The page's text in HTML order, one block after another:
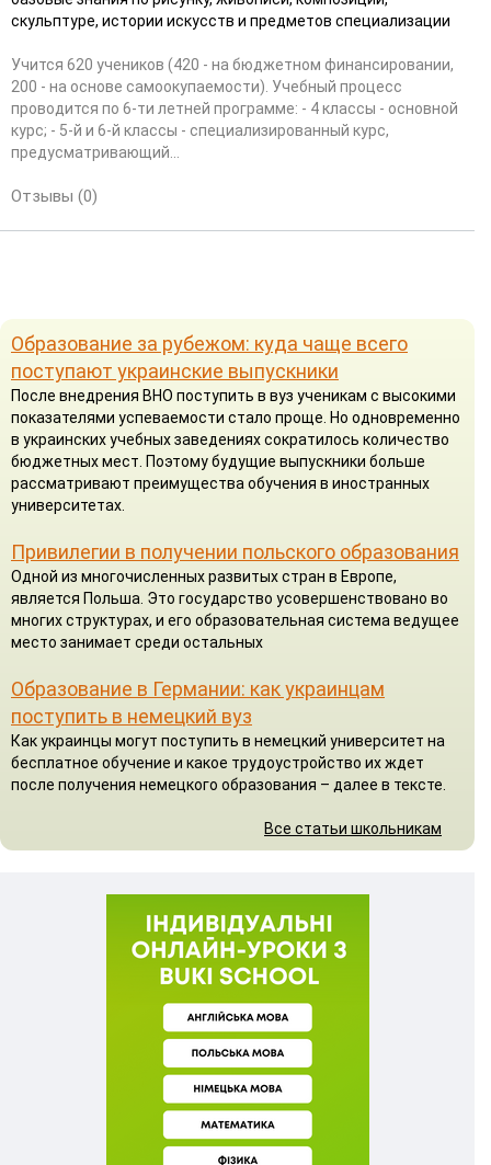
скульптуре, истории искусств и предметов специализации
Учится 620 учеников (420 - на бюджетном финансировании,
200 - на основе самоокупаемости). Учебный процесс
проводится по 6-ти летней программе: - 4 классы - основной
курс; - 5-й и 6-й классы - специализированный курс,
предусматривающий...
Отзывы (0)
Образование за рубежом: куда чаще всего
поступают украинские выпускники
После внедрения ВНО поступить в вуз ученикам с высокими
показателями успеваемости стало проще. Но одновременно
в украинских учебных заведениях сократилось количество
бюджетных мест. Поэтому будущие выпускники больше
рассматривают преимущества обучения в иностранных
университетах.
Привилегии в получении польского образования
Одной из многочисленных развитых стран в Европе,
является Польша. Это государство усовершенствовано во
многих структурах, и его образовательная система ведущее
место занимает среди остальных
Образование в Германии: как украинцам
поступить в немецкий вуз
Как украинцы могут поступить в немецкий университет на
бесплатное обучение и какое трудоустройство их ждет
после получения немецкого образования – далее в тексте.
Все статьи школьникам